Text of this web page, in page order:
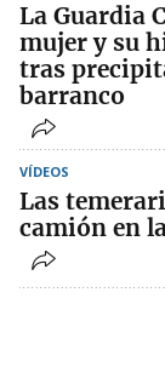
La Guardia
mujer y su
tras
barranco
VÍDEOS
Las
camión en